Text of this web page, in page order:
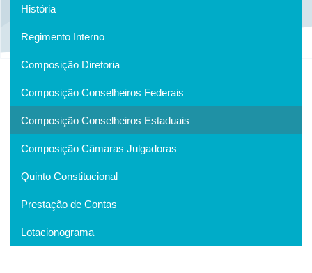
História
Regimento Interno
Composição Diretoria
Composição Conselheiros Federais
Composição Conselheiros Estaduais
Composição Câmaras Julgadoras
Quinto Constitucional
Prestação de Contas
Lotacionograma